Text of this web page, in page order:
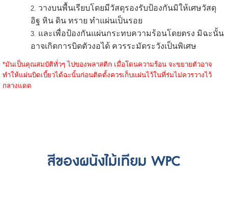
วางบนพื้นเรียบโดยมีวัสดุรองรับป้องกันมิให้เศษวัสดุ
อิฐ หิน ดิน ทราย ทำแผ่นเป็นรอย
และเพื่อป้องกันแผ่นกระทบความร้อนโดยตรง มิฉะนั้น
อาจเกิดการบิดตัวงอได้ ควรระมัดระวังเป็นพิเศษ
*มันเป็นคุณสมบัติทั่วๆ ไปของพลาสติก เมื่อโดนความร้อน จะขยายตัวอาจ
ทำให้แผ่นบิดเบี้ยวได้ฉะนั้นก่อนติดตั้งควรเก็บแผ่นไว้ในที่ร่มไม่ควรวางไว้
กลางแดด
สีของผนังไม้เทียม WPC